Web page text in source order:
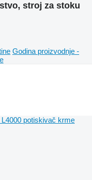
stroj za stoku
Godina proizvodnje -